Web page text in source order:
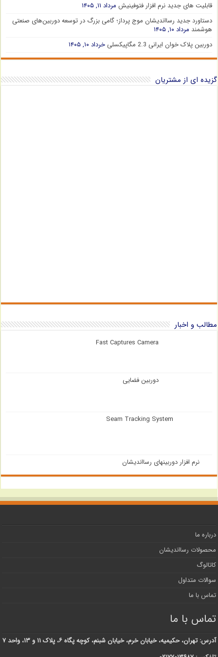
قابلیت های جدید نرم افزار فتوفینیش مرداد ۱۱, ۱۴۰۵
دستاورد جدید رسااندیشان موج پرداز؛ گامی بزرگ در توسعه دوربین‌های صنعتی
هوشمند مرداد ۱۰, ۱۴۰۵
دوربین پلاک خوان ایرانی 2.3 مگاپیکسلی
خرداد ۱۰, ۱۴۰۵
گزیده ای از مشتریان
مطالب و اخبار
Fast Captures Camera
دوربین فضایی
Seam Tracking System
نرم افزار دوربینهای رسااندیشان
درباره ما
محصولات رسااندیشان
کاتالوگ
سوالات متداول
تماس با ما
تماس با ما
آدرس: تهران، حکیمیه، خیابان خرم، خیابان شبنم، کوچه پگاه ۶، پلاک ۱۱ و ۱۳، واحد ۷